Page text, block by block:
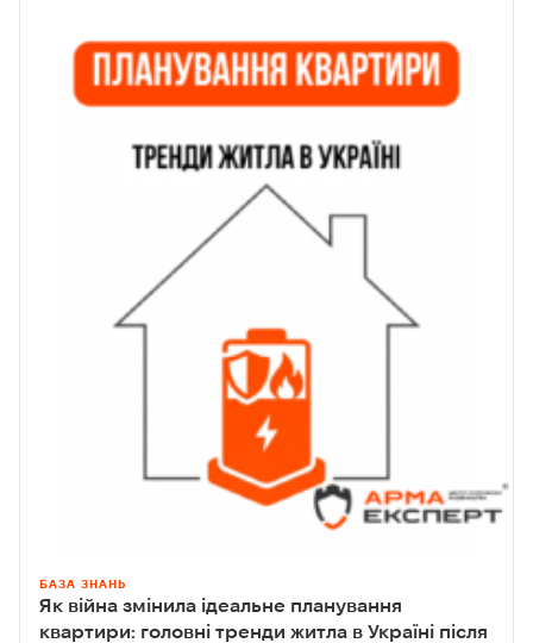
БАЗА ЗНАНЬ
Як війна змінила ідеальне планування
квартири: головні тренди житла в Україні після